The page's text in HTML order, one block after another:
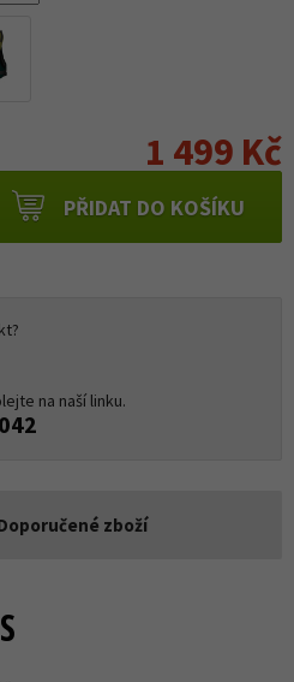
1 499 Kč
PŘIDAT DO KOŠÍKU
na naší linku.
zboží